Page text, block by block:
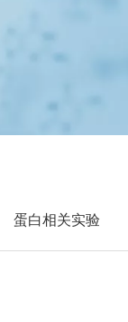
蛋白相关实验